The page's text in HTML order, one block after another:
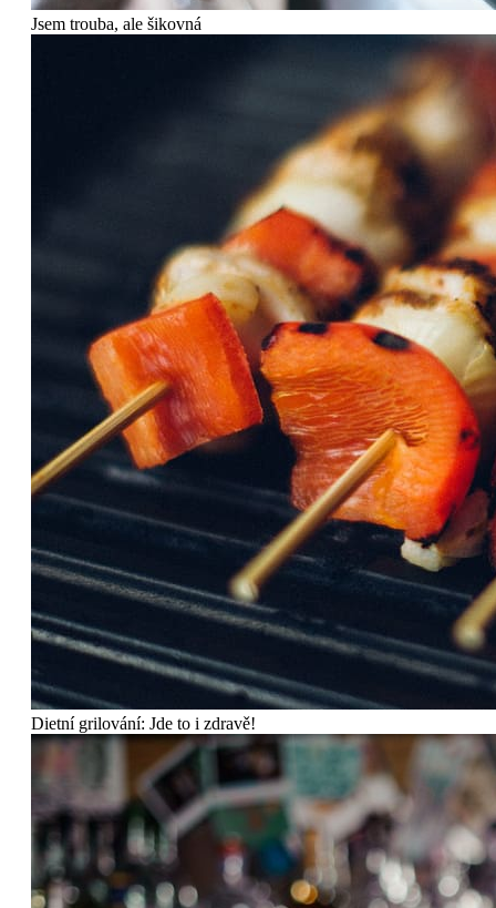
Jsem trouba, ale šikovná
Dietní grilování: Jde to i zdravě!